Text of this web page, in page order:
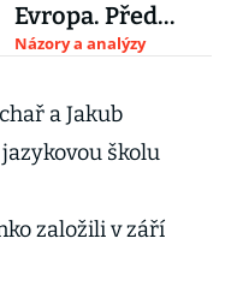
Evropa. Před
selskými
politikům
měknou kolena
Názory a analýzy
a Jakub
školu
založili v září